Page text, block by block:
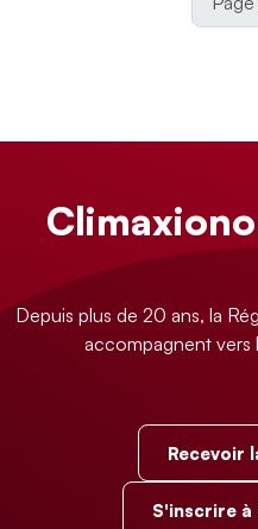
Depuis plus de 20 ans, la
accompagnent vers
Recevoir
S'inscrire à